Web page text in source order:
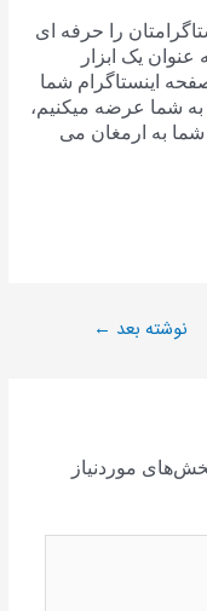
را حرفه ای
عنوان یک ابزار
اینستاگرام شما
به شما عرضه میکنیم،
شما به ارمغان می
نوشته بعد ←
موردنیاز